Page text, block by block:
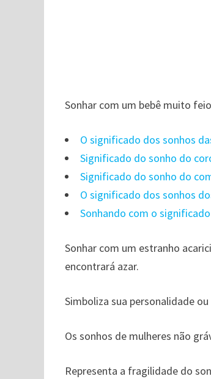
Sonhar com um bebê muito
O significado dos sonhos
Significado do sonho do
Significado do sonho do
O significado dos sonhos
Sonhando com o
Sonhar com um estranho
encontrará azar.
Simboliza sua personalidade
Os sonhos de mulheres não
Representa a fragilidade do